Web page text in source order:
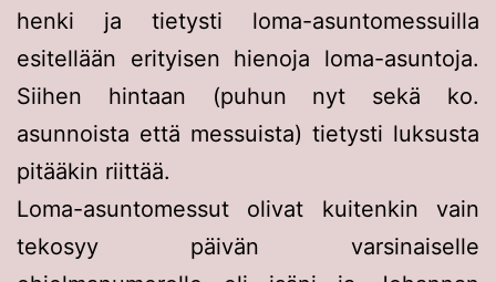
henki ja tietysti loma-asuntomessuilla
esitellään erityisen hienoja loma-asuntoja.
Siihen hintaan (puhun nyt sekä ko.
asunnoista että messuista) tietysti luksusta
pitääkin riittää.
Loma-asuntomessut olivat kuitenkin vain
tekosyy päivän varsinaiselle